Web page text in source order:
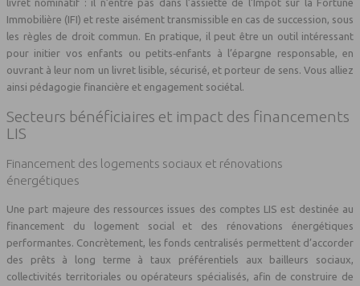
Immobilière (IFI) et reste aisément transmissible en cas de succession, sous
les règles de droit commun. En pratique, il peut être un outil intéressant
pour initier vos enfants ou petits‑enfants à l’épargne responsable, en
ouvrant à leur nom un livret lisible, sécurisé, et porteur de sens. Vous alliez
ainsi pédagogie financière et engagement sociétal.
Secteurs bénéficiaires et impact des financements
LIS
Financement des logements sociaux et rénovations
énergétiques
Une part majeure des ressources issues des comptes LIS est destinée au
financement du logement social et des rénovations énergétiques
performantes. Concrètement, les fonds centralisés permettent d’accorder
des prêts à long terme à taux préférentiels aux bailleurs sociaux,
collectivités territoriales ou opérateurs spécialisés, afin de construire de